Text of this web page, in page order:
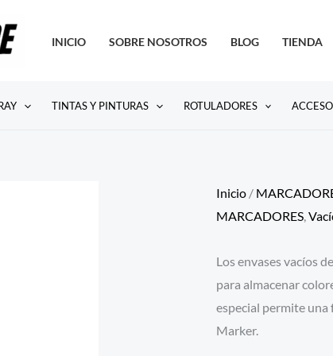
INICIO SOBRE NOSOTROS BLOG TIENDA
TINTAS Y PINTURAS ROTULADORES
Inicio /
MARCADORES,
Los envases vacíos
para almacenar
especial permite
Marker.